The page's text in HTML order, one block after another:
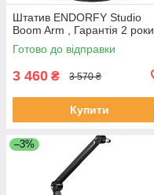
Штатив ENDORFY Studio
Boom Arm , Гарантія 2 роки
Готово до відправки
3 460 ₴ 3 570 ₴
Купити
–3%